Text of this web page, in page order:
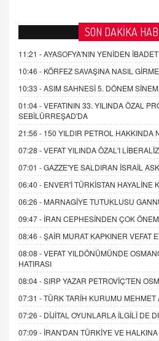
SON DAKİKA
11:21 -AYASOFYA'NIN YENİDEN
10:46 - KÖRFEZ SAVAŞINA NASIL
10:33 -ASIM SAHNESİ 5. DÖNEM
01:04 -VEFATININ 33. YILINDA ÖZAL
SEBİLÜRREŞAD'DA
21:56 - 150 YILDIR PETROL HAKKINDA
07:28 -VEFAT YILINDA ÖZAL'I
07:01 -GAZZE'YE SALDIRAN İSRAİL
06:40 - ENVER'İ TÜRKİSTAN HAYALİNE
06:26 - MARNAGİYE TUTUKLUSU
09:47 - İRAN CEPHESİNDEN ÇOK
08:46 -ŞAİR MURAT KAPKINER VEFAT
08:08 -VEFAT YILDÖNÜMÜNDE
HATIRASI
08:04 -SIRP YAZAR PETROVİÇ'TEN
07:31 -TÜRK TARİH KURUMU MEHMET
07:26 - DİJİTAL OYUNLARLA İLGİLİ DE
07:09 - İRAN'DAN TÜRKİYE VE